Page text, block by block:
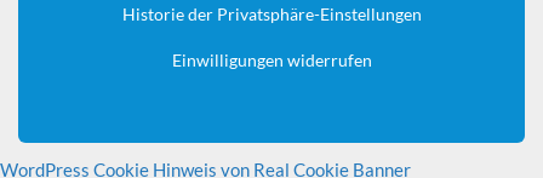
Historie der Privatsphäre-Einstellungen
Einwilligungen widerrufen
WordPress Cookie Hinweis von Real Cookie Banner